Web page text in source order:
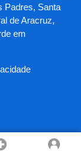
Padres, Santa
de Aracruz,
em